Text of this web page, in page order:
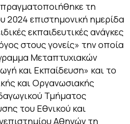
τη
2024 επιστημονική ημερίδα
εκπαιδευτικές ανάγκες
στους γονείς» την οποία
Μεταπτυχιακών
και Εκπαίδευση» και το
και Οργανωσιακής
Τμήματος
του Εθνικού και
Αθηνών τη